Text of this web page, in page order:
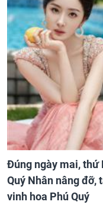
Đúng ngày mai, thứ
Quý Nhân nâng đỡ,
vinh hoa Phú Quý